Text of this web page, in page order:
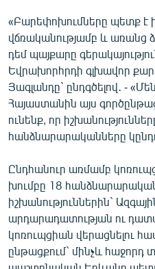
«Բարեփոխումները պետք է
վճռականությամբ և առանց
դեմ պայքարը
Եվրախորհրդի գլխավոր
Յագլանդը` ընդգծելով․ -
Հայաստանին այս
ունենք, որ
հանձնարարականները
Ընդհանուր առմամբ
խումբը 18
իշխանություններին`
արդարադատության ու
կոռուպցիան վերացնելու
ընթացքում` մինչև հաջորդ